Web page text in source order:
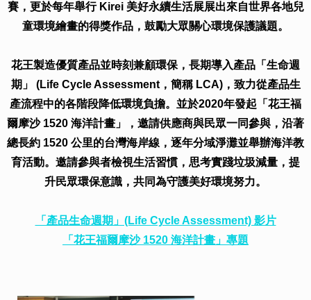
賽，更於每年舉行 Kirei 美好永續生活展展出來自世界各地兒
童環境繪畫的得獎作品，鼓勵大眾關心環境保護議題。
花王製造優質產品並時刻兼顧環保，長期導入產品「生命週
期」 (Life Cycle Assessment，簡稱 LCA)，致力從產品生
產流程中的各階段降低環境負擔。並於2020年發起「花王福
爾摩沙 1520 海洋計畫」，邀請供應商與民眾一同參與，沿著
總長約 1520 公里的台灣海岸線，逐年分域淨灘並舉辦海洋教
育活動。邀請參與者檢視生活習慣，思考實踐垃圾減量，提
升民眾環保意識，共同為守護美好環境努力。
「產品生命週期」(Life Cycle Assessment) 影片
「花王福爾摩沙 1520 海洋計畫」專題